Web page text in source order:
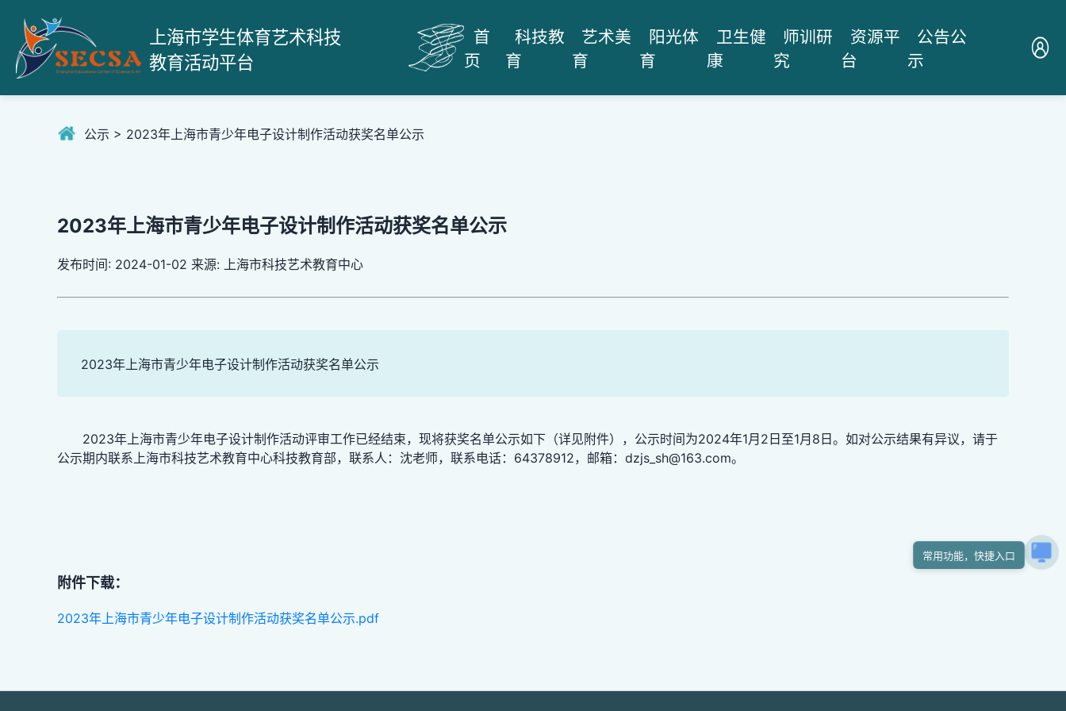
常用功能，快捷入口
上海市学生体育艺术科技
教育活动平台
首
页
科技教
育
艺术美
育
阳光体
育
卫生健
康
师训研
究
资源平
台
公告公
示
公示 > 2023年上海市青少年电子设计制作活动获奖名单公示
2023年上海市青少年电子设计制作活动获奖名单公示
发布时间: 2024-01-02 来源: 上海市科技艺术教育中心
2023年上海市青少年电子设计制作活动获奖名单公示
2023年上海市青少年电子设计制作活动评审工作已经结束，现将获奖名单公示如下（详见附件），公示时间为2024年1月2日至1月8日。如对公示结果有异议，请于
公示期内联系上海市科技艺术教育中心科技教育部，联系人：沈老师，联系电话：64378912，邮箱：dzjs_sh@163.com。
附件下载：
2023年上海市青少年电子设计制作活动获奖名单公示.pdf